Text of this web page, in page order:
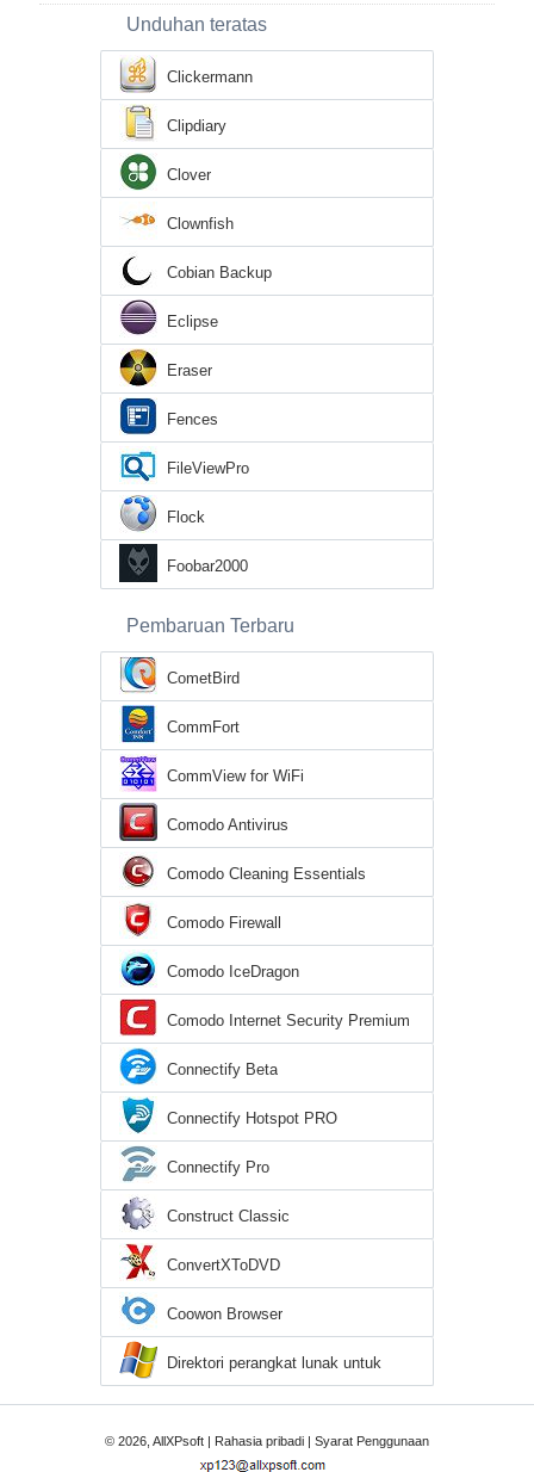
Unduhan teratas
Clickermann
Clipdiary
Clover
Clownfish
Cobian Backup
Eclipse
Eraser
Fences
FileViewPro
Flock
Foobar2000
Pembaruan Terbaru
CometBird
CommFort
CommView for WiFi
Comodo Antivirus
Comodo Cleaning Essentials
Comodo Firewall
Comodo IceDragon
Comodo Internet Security Premium
Connectify Beta
Connectify Hotspot PRO
Connectify Pro
Construct Classic
ConvertXToDVD
Coowon Browser
Direktori perangkat lunak untuk
Windows XP
© 2026, AllXPsoft | Rahasia pribadi Syarat Penggunaan